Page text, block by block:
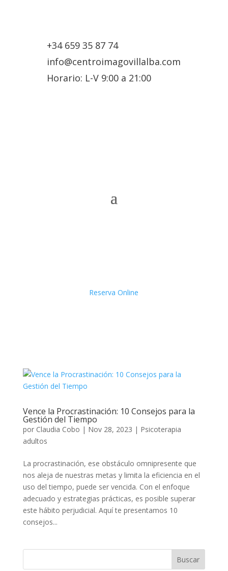
+34 659 35 87 74
info@centroimagovillalba.com
Horario: L-V 9:00 a 21:00
Reserva Online
Vence la Procrastinación: 10 Consejos para la
Gestión del Tiempo
por Claudia Cobo | Nov 28, 2023 | Psicoterapia
adultos
La procrastinación, ese obstáculo omnipresente que
nos aleja de nuestras metas y limita la eficiencia en el
uso del tiempo, puede ser vencida. Con el enfoque
adecuado y estrategias prácticas, es posible superar
este hábito perjudicial. Aquí te presentamos 10
consejos...
Buscar